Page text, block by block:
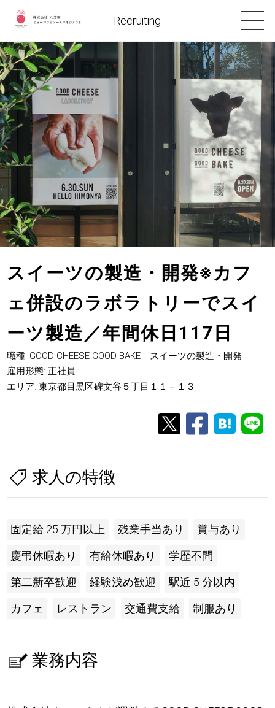
Recruiting
スイーツの製造・開発※カフ
ェ併設のラボラトリーでスイ
ーツ製造／年間休日117日
職種: GOOD CHEESE GOOD BAKE スイーツの製造・開発
雇用形態: 正社員
エリア: 東京都目黒区碑文谷５丁目１１－１３
求人の特徴
固定給 25 万円以上 残業手当あり 賞与あり
慶弔休暇あり 有給休暇あり 学歴不問
第二新卒歓迎 経験浅め歓迎 駅近 5 分以内
カフェ レストラン 交通費支給 制服あり
業務内容